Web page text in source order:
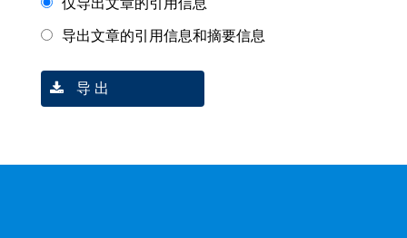
仅导出文章的引用信息
导出文章的引用信息和摘要信息
导 出